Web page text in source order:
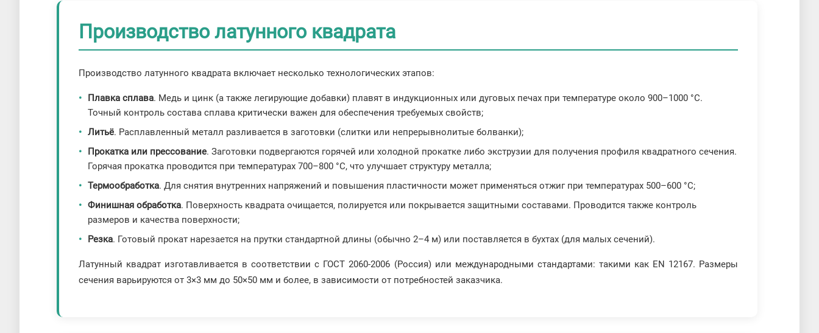
Производство латунного квадрата
Производство латунного квадрата включает несколько технологических этапов:
Плавка сплава. Медь и цинк (а также легирующие добавки) плавят в индукционных или дуговых печах при температуре около 900–1000 °C.
Точный контроль состава сплава критически важен для обеспечения требуемых свойств;
Литьё. Расплавленный металл разливается в заготовки (слитки или непрерывнолитые болванки);
Прокатка или прессование. Заготовки подвергаются горячей или холодной прокатке либо экструзии для получения профиля квадратного сечения.
Горячая прокатка проводится при температурах 700–800 °C, что улучшает структуру металла;
Термообработка. Для снятия внутренних напряжений и повышения пластичности может применяться отжиг при температурах 500–600 °C;
Финишная обработка. Поверхность квадрата очищается, полируется или покрывается защитными составами. Проводится также контроль
размеров и качества поверхности;
Резка. Готовый прокат нарезается на прутки стандартной длины (обычно 2–4 м) или поставляется в бухтах (для малых сечений).
Латунный квадрат изготавливается в соответствии с ГОСТ 2060-2006 (Россия) или международными стандартами: такими как EN 12167. Размеры
сечения варьируются от 3×3 мм до 50×50 мм и более, в зависимости от потребностей заказчика.